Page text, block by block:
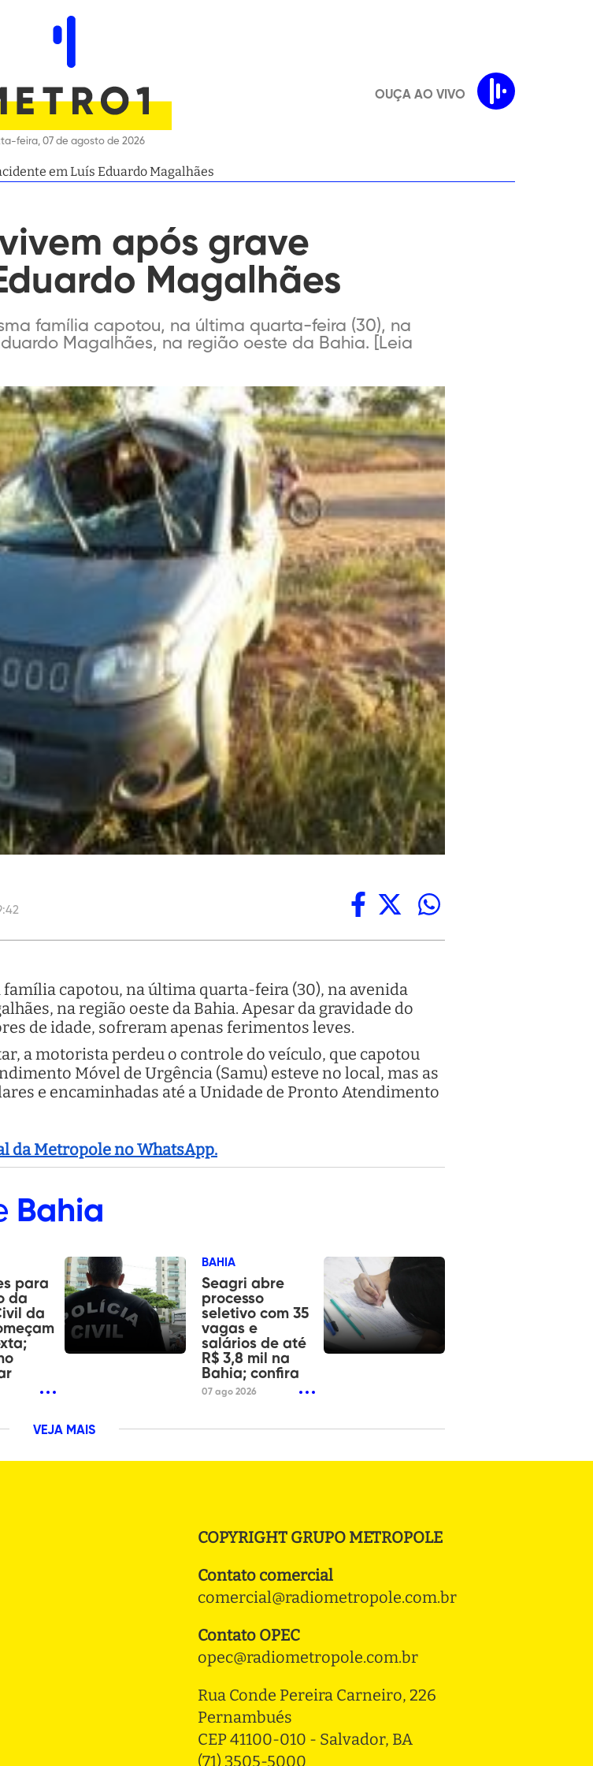
feira, 07 de agosto de 2026
OUÇA AO VIVO
em Luís Eduardo Magalhães
após grave
Magalhães
família capotou, na última quarta-feira (30), na
Magalhães, na região oeste da Bahia. [Leia
capotou, na última quarta-feira (30), na avenida
na região oeste da Bahia. Apesar da gravidade do
de idade, sofreram apenas ferimentos leves.
a motorista perdeu o controle do veículo, que capotou
Móvel de Urgência (Samu) esteve no local, mas as
e encaminhadas até a Unidade de Pronto Atendimento
da Metropole no WhatsApp.
Bahia
para
da
da
BAHIA
Seagri abre
processo
seletivo com 35
vagas e
salários de até
R$ 3,8 mil na
Bahia; confira
07 ago 2026
VEJA MAIS
COPYRIGHT GRUPO METROPOLE
Contato comercial
comercial@radiometropole.com.br
Contato OPEC
opec@radiometropole.com.br
Rua Conde Pereira Carneiro, 226
Pernambués
CEP 41100-010 - Salvador, BA
(71) 3505-5000